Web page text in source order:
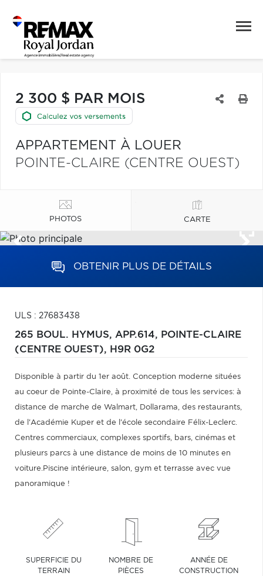
2 300 $ PAR MOIS
APPARTEMENT À LOUER
POINTE-CLAIRE (CENTRE OUEST)
PHOTOS CARTE
OBTENIR PLUS DE DÉTAILS
ULS : 27683438
265 BOUL. HYMUS, APP.614, POINTE-CLAIRE
(CENTRE OUEST), H9R 0G2
Disponible à partir du 1er août. Conception moderne situées
au coeur de Pointe-Claire, à proximité de tous les services: à
distance de marche de Walmart, Dollarama, des restaurants,
de l'Académie Kuper et de l'école secondaire Félix-Leclerc.
Centres commerciaux, complexes sportifs, bars, cinémas et
plusieurs parcs à une distance de moins de 10 minutes en
voiture.Piscine intérieure, salon, gym et terrasse avec vue
panoramique !
SUPERFICIE DU
TERRAIN
NOMBRE DE
PIÈCES
ANNÉE DE
CONSTRUCTION